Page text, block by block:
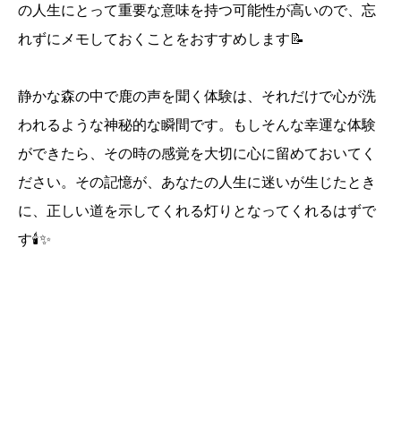
の人生にとって重要な意味を持つ可能性が高いので、忘
れずにメモしておくことをおすすめします📝
静かな森の中で鹿の声を聞く体験は、それだけで心が洗
われるような神秘的な瞬間です。もしそんな幸運な体験
ができたら、その時の感覚を大切に心に留めておいてく
ださい。その記憶が、あなたの人生に迷いが生じたとき
に、正しい道を示してくれる灯りとなってくれるはずで
す🕯️✨